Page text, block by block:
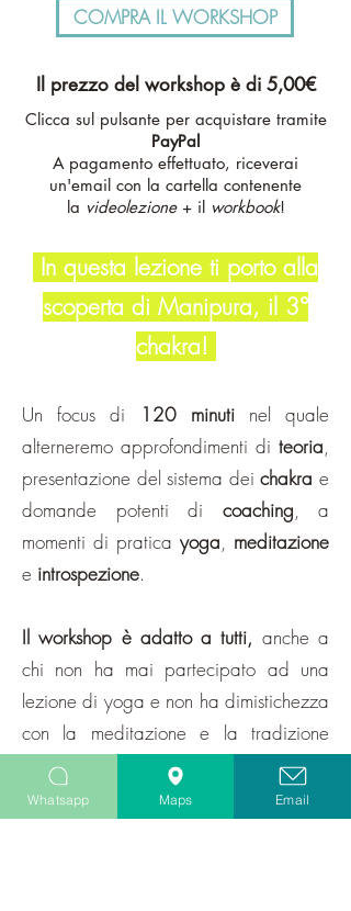
COMPRA IL WORKSHOP
Il prezzo del workshop è di 5,00€
Clicca sul pulsante per acquistare tramite
PayPal
A pagamento effettuato, riceverai
un'email con la cartella contenente
la videolezione + il workbook!
In questa lezione ti porto alla
scoperta di Manipura, il 3°
chakra!
Un focus di 120 minutinel quale
alterneremo approfondimenti di teoria,
presentazione del sistema deichakrae
domande potenti di coaching, a
momenti di praticayoga, meditazione
e introspezione.
Il workshop è adatto a tutti, anche a
chi non ha mai partecipato ad una
lezione di yoga e non ha dimistichezza
con la meditazione e la tradizione
spirituale indiana!
Whatsapp Maps Email